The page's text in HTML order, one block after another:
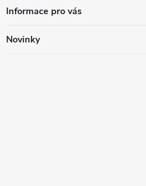
Informace pro vás
Novinky